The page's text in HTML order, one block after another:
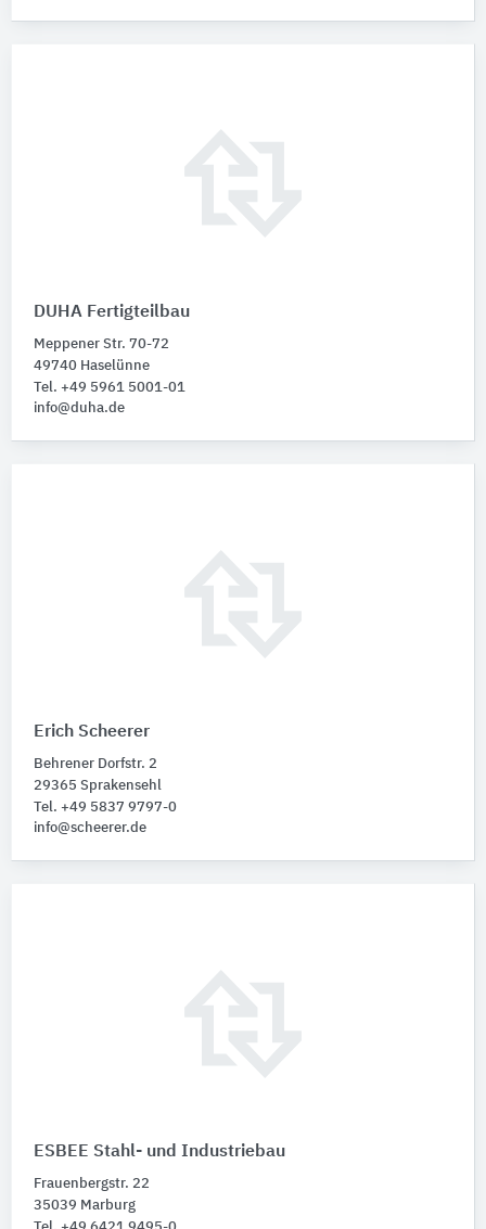
DUHA Fertigteilbau
Meppener Str. 70-72
49740 Haselünne
Tel. +49 5961 5001-01
info@duha.de
Erich Scheerer
Behrener Dorfstr. 2
29365 Sprakensehl
Tel. +49 5837 9797-0
info@scheerer.de
ESBEE Stahl- und Industriebau
Frauenbergstr. 22
35039 Marburg